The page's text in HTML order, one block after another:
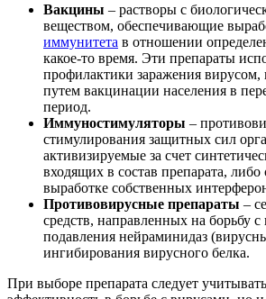
Вакцины – растворы с
веществом, обеспечивающие
иммунитета в отношении
какое-то время. Эти препараты
профилактики заражения вирусом,
путем вакцинации населения в
период.
Иммуностимуляторы –
стимулирования защитных сил
активизируемые за счет
входящих в состав препарата,
выработке собственных
Противовирусные препараты –
средств, направленных на борьбу
подавления нейраминидаз
ингибирования вирусного белка.
При выборе препарата следует